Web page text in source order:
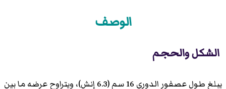
الوصف
الشكل والحجم
يبلغ طول عصفور الدوري 16 سم (6.3 إنش)، ويتراوح عرضه ما بين